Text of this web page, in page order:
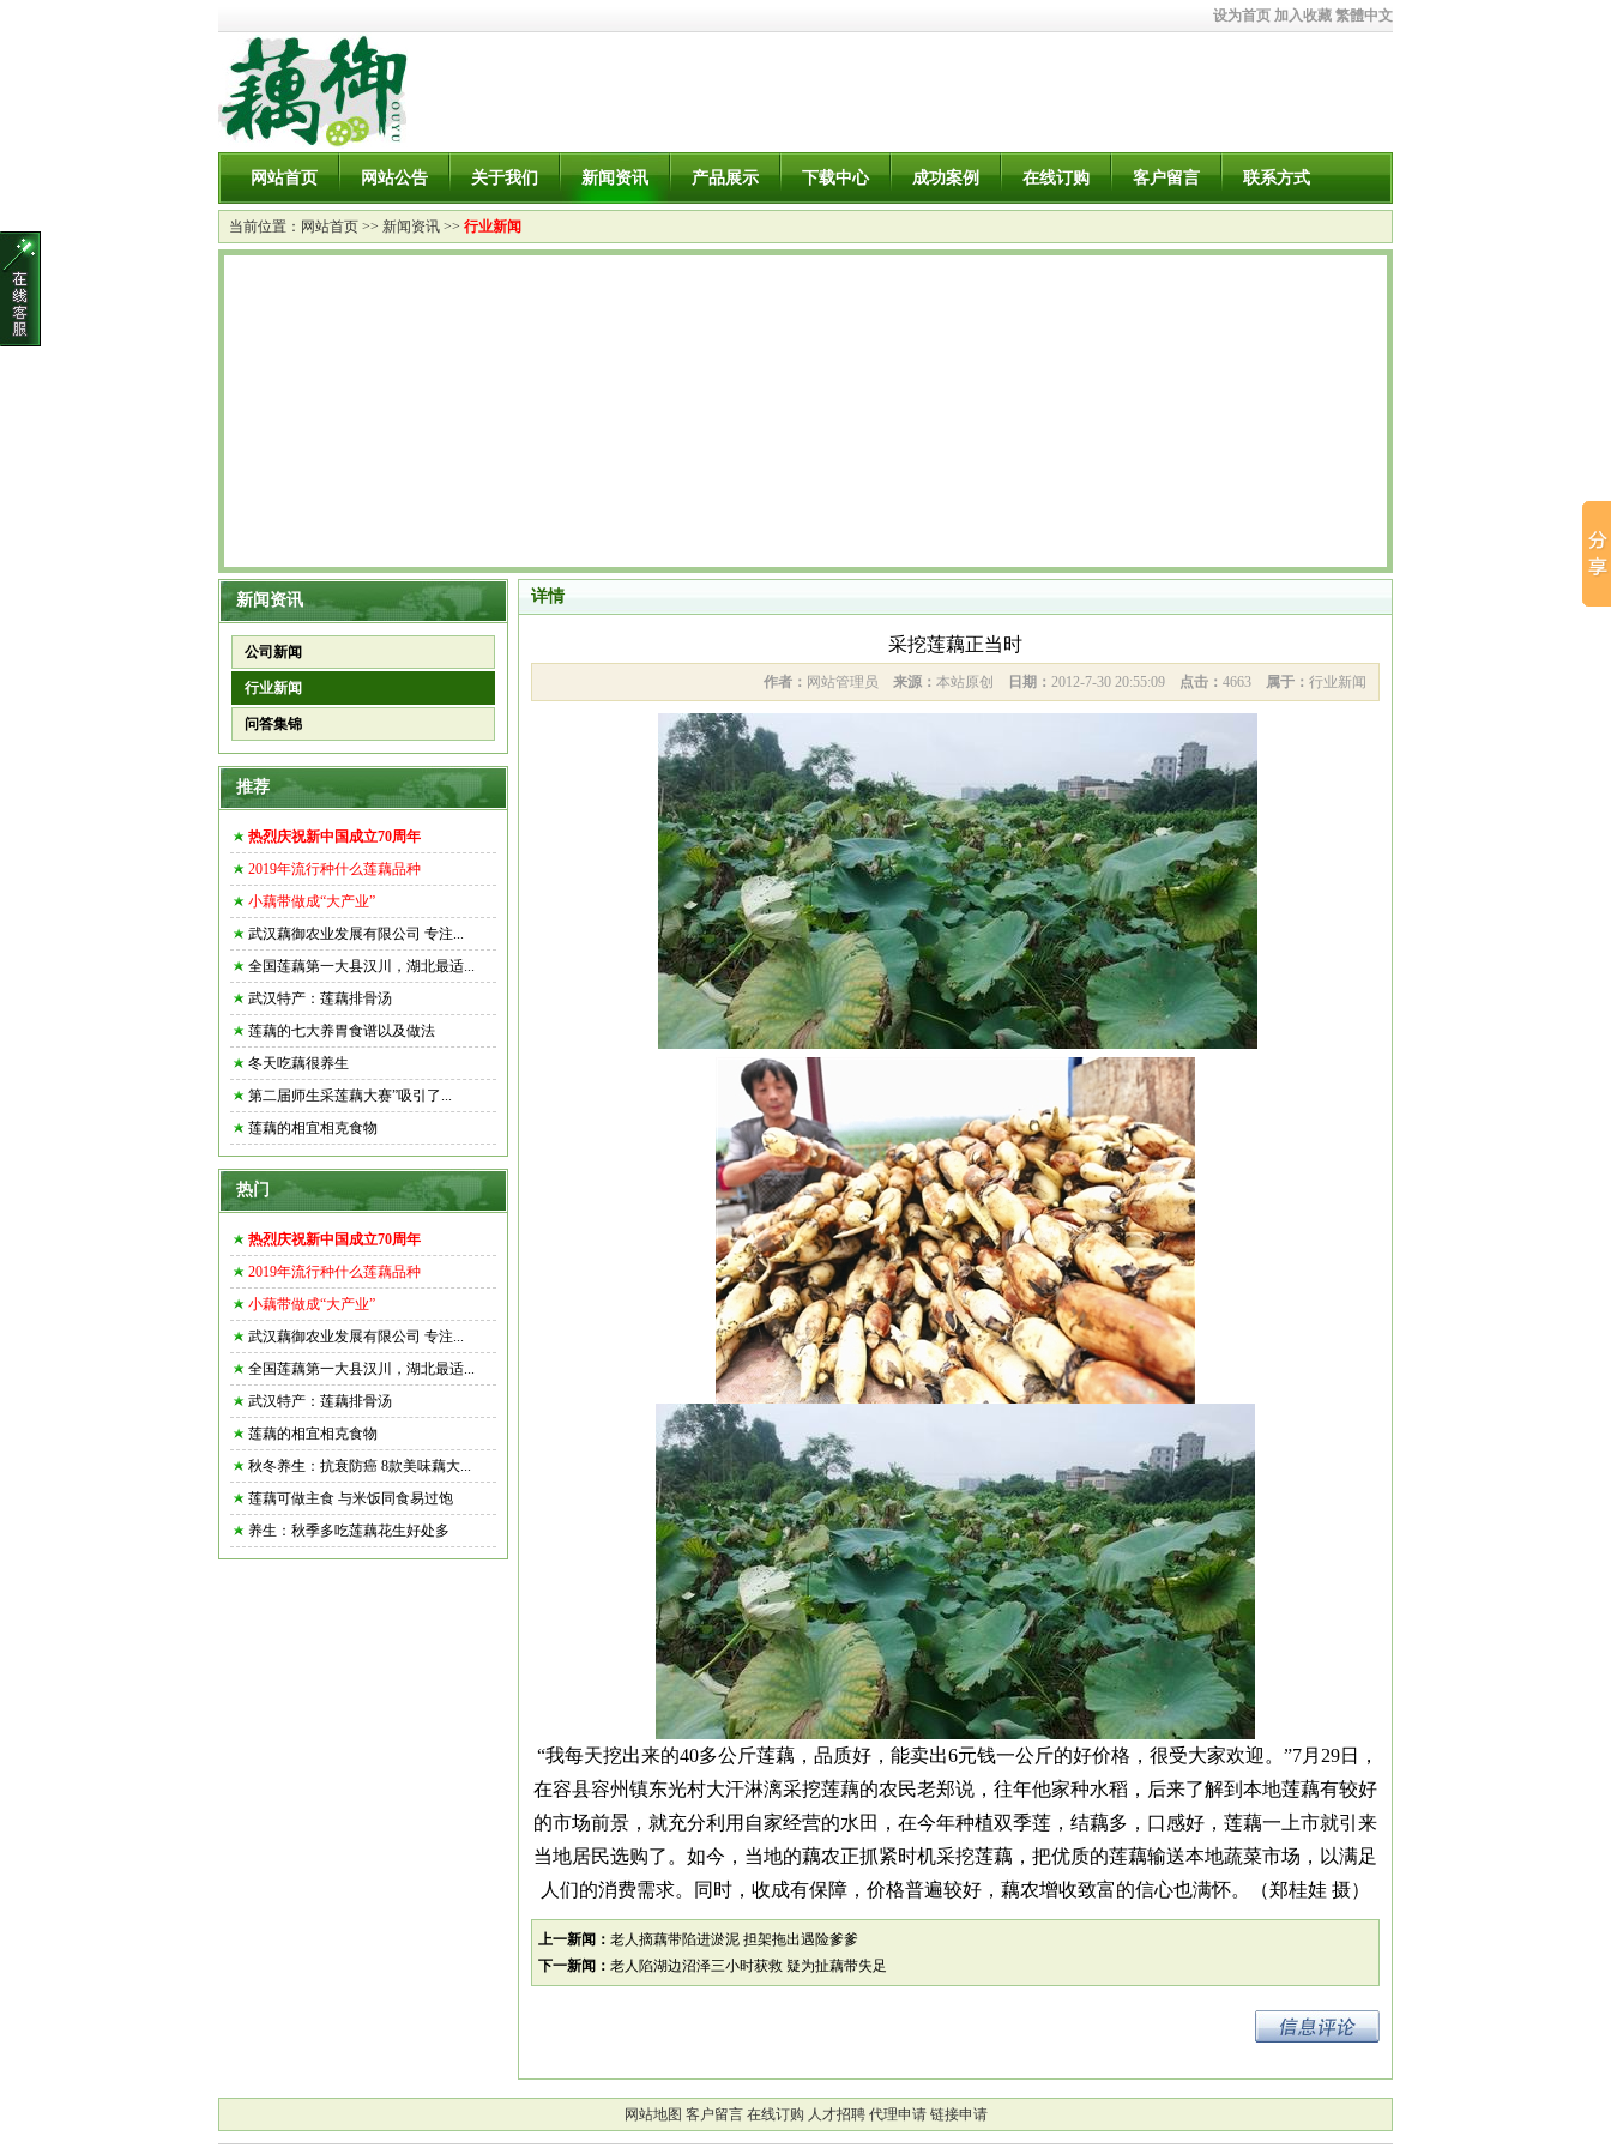
设为首页 加入收藏 繁體中文
网站首页 网站公告 关于我们 新闻资讯 产品展示 下载中心 成功案例 在线订购 客户留言 联系方式
当前位置： 网站首页 >> 新闻资讯 >> 行业新闻
新闻资讯
公司新闻
行业新闻
问答集锦
推荐
热烈庆祝新中国成立70周年
2019年流行种什么莲藕品种
小藕带做成“大产业”
武汉藕御农业发展有限公司 专注...
全国莲藕第一大县汉川，湖北最适...
武汉特产：莲藕排骨汤
莲藕的七大养胃食谱以及做法
冬天吃藕很养生
第二届师生采莲藕大赛”吸引了...
莲藕的相宜相克食物
热门
热烈庆祝新中国成立70周年
2019年流行种什么莲藕品种
小藕带做成“大产业”
武汉藕御农业发展有限公司 专注...
全国莲藕第一大县汉川，湖北最适...
武汉特产：莲藕排骨汤
莲藕的相宜相克食物
秋冬养生：抗衰防癌 8款美味藕大...
莲藕可做主食 与米饭同食易过饱
养生：秋季多吃莲藕花生好处多
详情
采挖莲藕正当时
作者： 网站管理员 来源： 本站原创 日期： 2012-7-30 20:55:09 点击： 4663 属于： 行业新闻
“我每天挖出来的40多公斤莲藕，品质好，能卖出6元钱一公斤的好价格，很受大家欢迎。”7月29日，
在容县容州镇东光村大汗淋漓采挖莲藕的农民老郑说，往年他家种水稻，后来了解到本地莲藕有较好
的市场前景，就充分利用自家经营的水田，在今年种植双季莲，结藕多，口感好，莲藕一上市就引来
当地居民选购了。如今，当地的藕农正抓紧时机采挖莲藕，把优质的莲藕输送本地蔬菜市场，以满足
人们的消费需求。同时，收成有保障，价格普遍较好，藕农增收致富的信心也满怀。（郑桂娃 摄）
上一新闻： 老人摘藕带陷进淤泥 担架拖出遇险爹爹
下一新闻： 老人陷湖边沼泽三小时获救 疑为扯藕带失足
网站地图 客户留言 在线订购 人才招聘 代理申请 链接申请